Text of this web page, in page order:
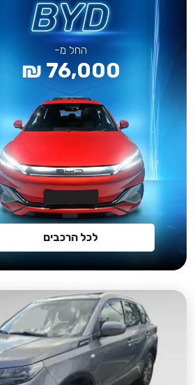
החל מ-
76,000 ₪
לכל הרכבים